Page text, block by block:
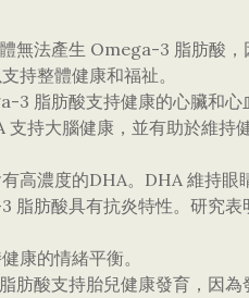
無法產生 Omega-3 脂肪酸
持整體健康和福祉。
3 脂肪酸支持健康的心臟和心
持大腦健康，並有助於維持
高濃度的DHA。DHA 維持眼
脂肪酸具有抗炎特性。研究
康的情緒平衡。
肪酸支持胎兒健康發育，因